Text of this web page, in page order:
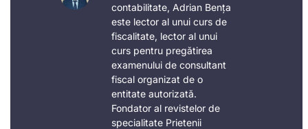
contabilitate, Adrian Bența
este lector al unui curs de
fiscalitate, lector al unui
curs pentru pregătirea
examenului de consultant
fiscal organizat de o
entitate autorizată.
Fondator al revistelor de
specialitate Prietenii